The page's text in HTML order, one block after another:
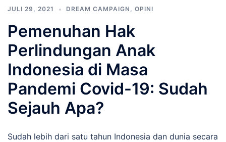
JULI 29, 2021 DREAM CAMPAIGN , OPINI
Pemenuhan Hak
Perlindungan Anak
Indonesia di Masa
Pandemi Covid-19: Sudah
Sejauh Apa?
Sudah lebih dari satu tahun Indonesia dan dunia secara